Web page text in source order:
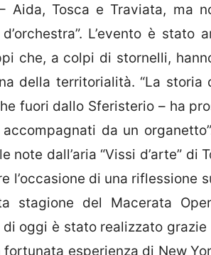
Aida, Tosca e Traviata, ma
L’evento è
che, a colpi di stornelli,
della territorialità. “La
fuori dallo Sferisterio – ha
da un
note dall’aria “Vissi d’arte” di
l’occasione di una riflessione
stagione del Macerata
di oggi è stato realizzato
fortunata esperienza di New